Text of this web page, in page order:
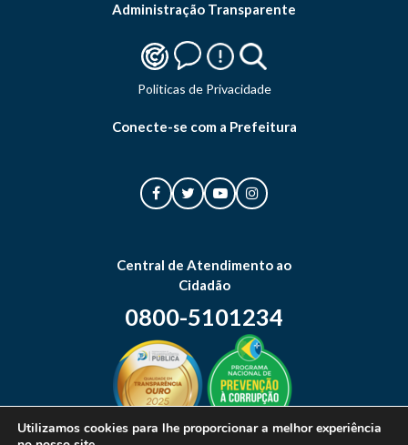
Administração Transparente
Politicas de Privacidade
Conecte-se com a Prefeitura
Central de Atendimento ao
Cidadão
0800-5101234
Utilizamos cookies para lhe proporcionar a melhor experiência